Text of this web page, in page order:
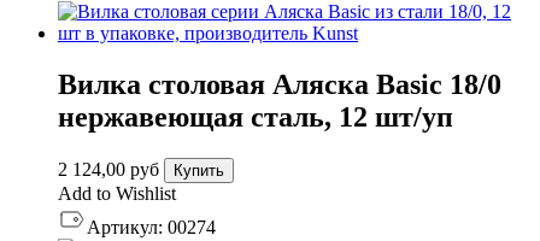
Вилка столовая Аляска Basic 18/0
нержавеющая сталь, 12 шт/уп
2 124,00 руб Купить
Add to Wishlist
Артикул: 00274